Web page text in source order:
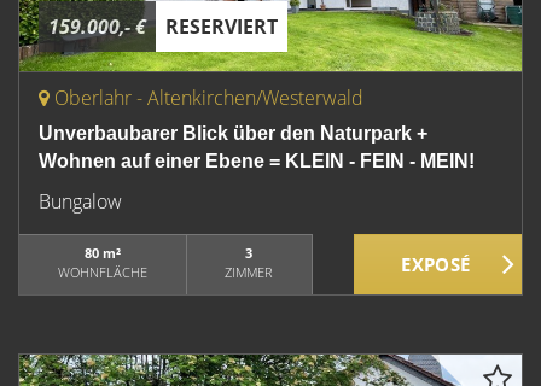
159.000,- € RESERVIERT
Oberlahr - Altenkirchen/Westerwald
Unverbaubarer Blick über den Naturpark +
Wohnen auf einer Ebene = KLEIN - FEIN - MEIN!
Bungalow
80 m²
WOHNFLÄCHE
3
ZIMMER